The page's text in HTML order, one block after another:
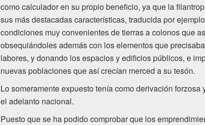
como calculador en su propio beneficio, ya que la
sus másdestacadas características, traducida por
condiciones muy convenientes de tierras a colonos que
obsequiándoles ademáscon los elementos que
labores, y donando los espacios yedificios públicos, e
nuevas poblaciones que así crecían merced a su tesón.
Lo someramente expuesto tenía como derivación forzosa
el adelanto nacional.
Puesto que se ha podido comprobar que los